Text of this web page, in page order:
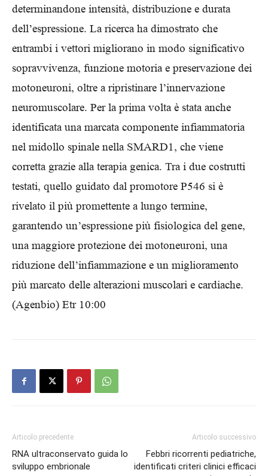
determinandone intensità, distribuzione e durata
dell’espressione. La ricerca ha dimostrato che
entrambi i vettori migliorano in modo significativo
sopravvivenza, funzione motoria e preservazione dei
motoneuroni, oltre a ripristinare l’innervazione
neuromuscolare. Per la prima volta è stata anche
identificata una marcata componente infiammatoria
nel midollo spinale nella SMARD1, che viene
corretta grazie alla terapia genica. Tra i due costrutti
testati, quello guidato dal promotore P546 si è
rivelato il più promettente a lungo termine,
garantendo un’espressione più fisiologica del gene,
una maggiore protezione dei motoneuroni, una
riduzione dell’infiammazione e un miglioramento
più marcato delle alterazioni muscolari e cardiache.
(Agenbio) Etr 10:00
Articolo precedente
RNA ultraconservato guida lo
sviluppo embrionale
Articolo successivo
Febbri ricorrenti pediatriche,
identificati criteri clinici efficaci